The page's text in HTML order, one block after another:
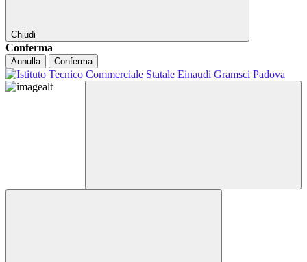
Chiudi
Conferma
Annulla Conferma